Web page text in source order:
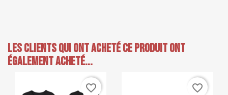
Les clients qui ont acheté ce produit ont
également acheté...
favorite_border favorite_border